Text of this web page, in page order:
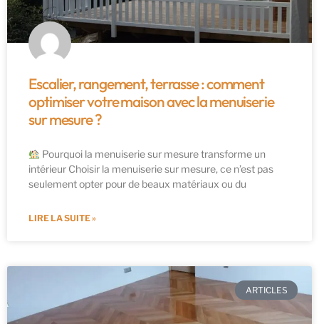
Escalier, rangement, terrasse : comment
optimiser votre maison avec la menuiserie
sur mesure ?
Pourquoi la menuiserie sur mesure transforme un
intérieur Choisir la menuiserie sur mesure, ce n’est pas
seulement opter pour de beaux matériaux ou du
LIRE LA SUITE »
ARTICLES